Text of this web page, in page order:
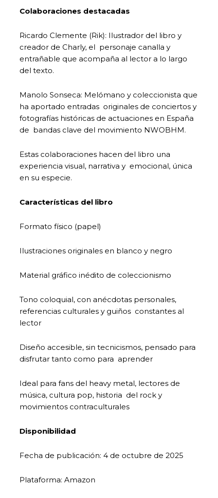
Colaboraciones destacadas
Ricardo Clemente (Rik): Ilustrador del libro y
creador de Charly, el personaje canalla y
entrañable que acompaña al lector a lo largo
del texto.
Manolo Sonseca: Melómano y coleccionista que
ha aportado entradas originales de conciertos y
fotografías históricas de actuaciones en España
de bandas clave del movimiento NWOBHM.
Estas colaboraciones hacen del libro una
experiencia visual, narrativa y emocional, única
en su especie.
Características del libro
Formato físico (papel)
Ilustraciones originales en blanco y negro
Material gráfico inédito de coleccionismo
Tono coloquial, con anécdotas personales,
referencias culturales y guiños constantes al
lector
Diseño accesible, sin tecnicismos, pensado para
disfrutar tanto como para aprender
Ideal para fans del heavy metal, lectores de
música, cultura pop, historia del rock y
movimientos contraculturales
Disponibilidad
Fecha de publicación: 4 de octubre de 2025
Plataforma: Amazon